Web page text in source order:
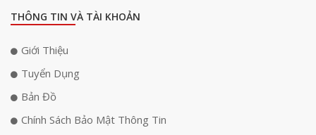
THÔNG TIN VÀ TÀI KHOẢN
Giới Thiệu
Tuyển Dụng
Bản Đồ
Chính Sách Bảo Mật Thông Tin